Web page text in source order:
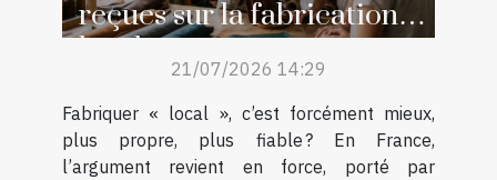
reçues sur la fabrication
locale
21/07/2026 14:29
Fabriquer « local », c’est forcément mieux,
plus propre, plus fiable ? En France,
l’argument revient en force, porté par